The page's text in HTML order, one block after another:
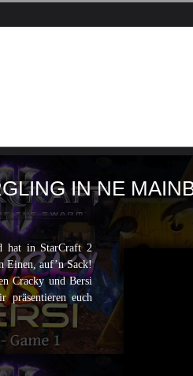
IN NE
hat in StarCraft 2
Einen, auf’n Sack!
Cracky und Bersi
präsentieren euch